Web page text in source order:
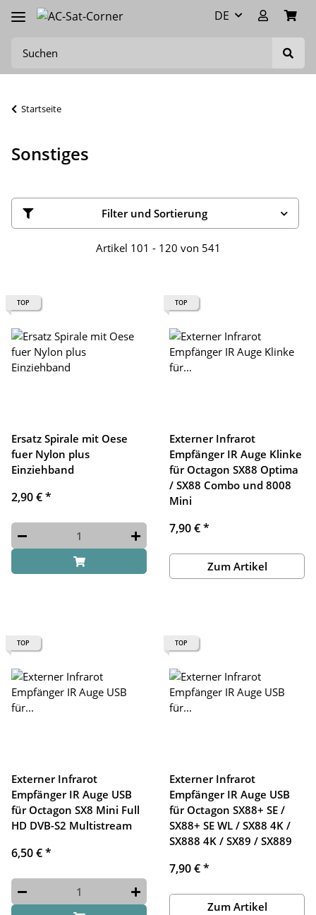
DE
Startseite
Sonstiges
Filter und Sortierung
Artikel 101 - 120 von 541
TOP
Ersatz Spirale mit Oese
fuer Nylon plus
Einziehband
2,90 €*
TOP
Externer Infrarot
Empfänger IR Auge Klinke
für Octagon SX88 Optima
/ SX88 Combo und 8008
Mini
7,90 €*
Zum Artikel
TOP
Externer Infrarot
Empfänger IR Auge USB
für Octagon SX8 Mini Full
HD DVB-S2 Multistream
6,50 €*
TOP
Externer Infrarot
Empfänger IR Auge USB
für Octagon SX88+ SE /
SX88+ SE WL / SX88 4K /
SX888 4K / SX89 / SX889
7,90 €*
Zum Artikel